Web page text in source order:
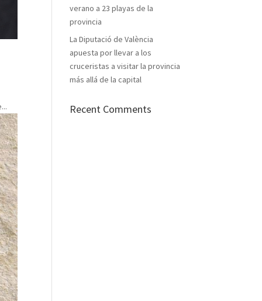
verano a 23 playas de la
provincia
La Diputació de València
apuesta por llevar a los
cruceristas a visitar la provincia
más allá de la capital
Recent Comments